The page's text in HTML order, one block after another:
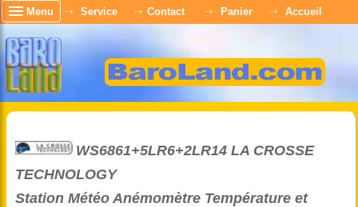
Menu Service Contact Panier Accueil
WS6861+5LR6+2LR14 LA CROSSE
TECHNOLOGY
Station Météo Anémomètre Température et